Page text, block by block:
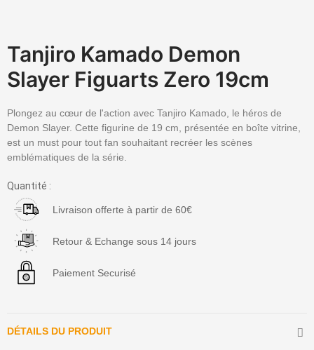
Tanjiro Kamado Demon
Slayer Figuarts Zero 19cm
Plongez au cœur de l'action avec Tanjiro Kamado, le héros de
Demon Slayer. Cette figurine de 19 cm, présentée en boîte vitrine,
est un must pour tout fan souhaitant recréer les scènes
emblématiques de la série.
Quantité :
Livraison offerte à partir de 60€
Retour & Echange sous 14 jours
Paiement Securisé
DÉTAILS DU PRODUIT